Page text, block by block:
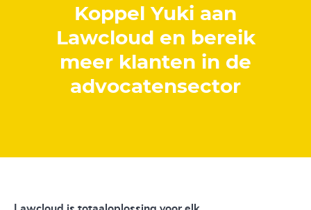
Koppel Yuki aan
Lawcloud en bereik
meer klanten in de
advocatensector